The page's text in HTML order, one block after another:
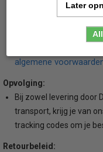
assortiment. Voor
waddeneilanden zullen
hoogte van deze
dan even contact met
algemene
Opvolging:
Bij zowel levering door
transport, krijg je van
tracking codes om je
Retourbeleid:
Later